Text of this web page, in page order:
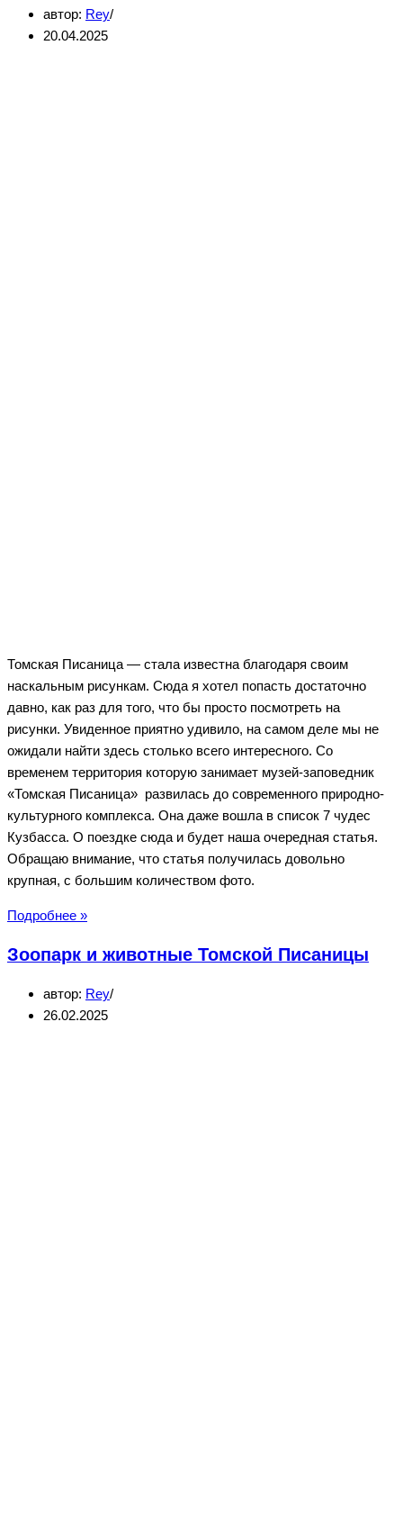
автор: Rey
20.04.2025
Томская Писаница — стала известна благодаря своим
наскальным рисункам. Сюда я хотел попасть достаточно
давно, как раз для того, что бы просто посмотреть на
рисунки. Увиденное приятно удивило, на самом деле мы не
ожидали найти здесь столько всего интересного. Со
временем территория которую занимает музей-заповедник
«Томская Писаница» развилась до современного природно-
культурного комплекса. Она даже вошла в список 7 чудес
Кузбасса. О поездке сюда и будет наша очередная статья.
Обращаю внимание, что статья получилась довольно
крупная, с большим количеством фото.
Подробнее »Томская
—
заповедник
под
Зоопарк и животные Томской Писаницы
автор: Rey
26.02.2025